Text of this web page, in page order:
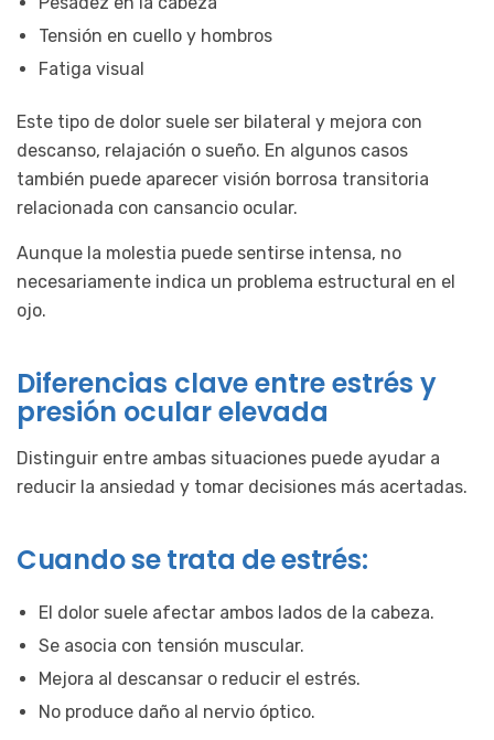
Tensión en cuello y hombros
Fatiga visual
Este tipo de dolor suele ser bilateral y mejora con
descanso, relajación o sueño. En algunos casos
también puede aparecer visión borrosa transitoria
relacionada con cansancio ocular.
Aunque la molestia puede sentirse intensa, no
necesariamente indica un problema estructural en el
ojo.
Diferencias clave entre estrés y
presión ocular elevada
Distinguir entre ambas situaciones puede ayudar a
reducir la ansiedad y tomar decisiones más acertadas.
Cuando se trata de estrés:
El dolor suele afectar ambos lados de la cabeza.
Se asocia con tensión muscular.
Mejora al descansar o reducir el estrés.
No produce daño al nervio óptico.